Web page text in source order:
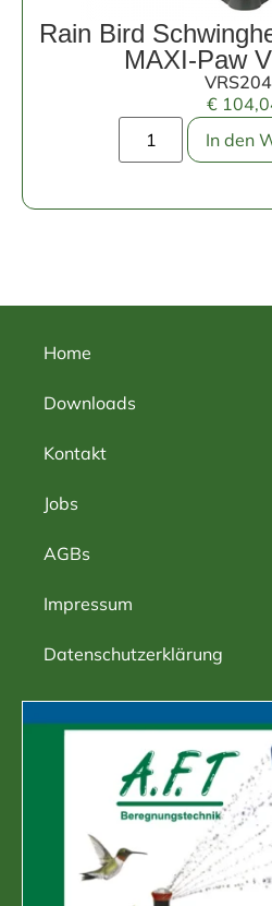
Rain Bird
MAXI-Paw
€
In den
Home
Downloads
Kontakt
Jobs
AGBs
Impressum
Datenschutzerklärung